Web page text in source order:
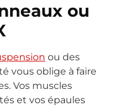
ou
ou des
vous oblige à faire
Vos muscles
et vos épaules